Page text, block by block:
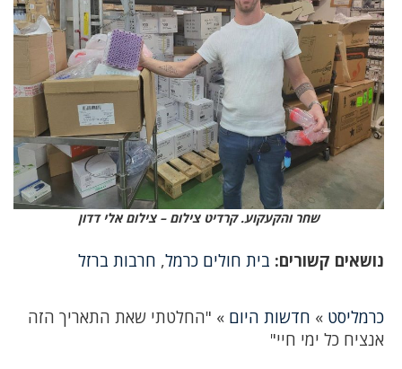
שחר והקעקוע. קרדיט צילום – צילום אלי דדון
נושאים קשורים: בית חולים כרמל, חרבות ברזל
כרמליסט » חדשות היום » "החלטתי שאת התאריך הזה
אנציח כל ימי חיי"